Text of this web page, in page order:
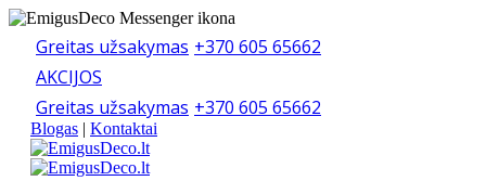
Greitas užsakymas +370 605 65662
AKCIJOS
Greitas užsakymas +370 605 65662
Blogas | Kontaktai